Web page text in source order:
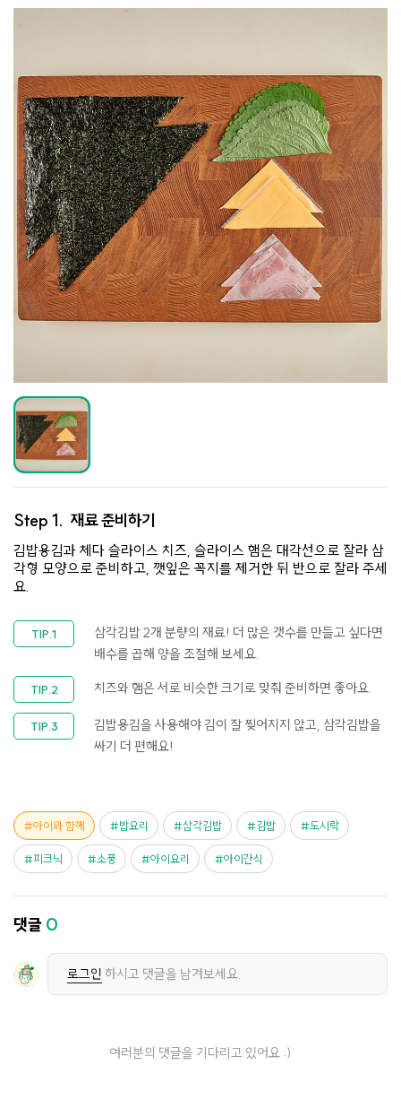
Step 1. 재료 준비하기
김밥용김과 체다 슬라이스 치즈, 슬라이스 햄은 대각선으로 잘라 삼
각형 모양으로 준비하고, 깻잎은 꼭지를 제거한 뒤 반으로 잘라 주세
요.
삼각김밥 2개 분량의 재료! 더 많은 갯수를 만들고 싶다면
배수를 곱해 양을 조절해 보세요.
치즈와 햄은 서로 비슷한 크기로 맞춰 준비하면 좋아요.
김밥용김을 사용해야 김이 잘 찢어지지 않고, 삼각김밥을
싸기 더 편해요!
아이와 함께 밥요리 삼각김밥 김밥 도시락
피크닉 소풍 아이요리 아이간식
댓글 0
로그인 하시고 댓글을 남겨보세요.
여러분의 댓글을 기다리고 있어요 :)